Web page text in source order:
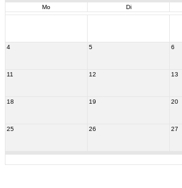
Mo Di
4 5 6
11 12 13
18 19 20
25 26 27